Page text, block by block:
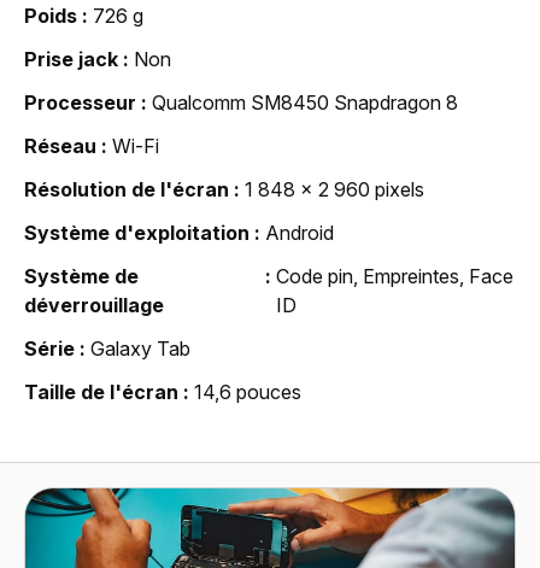
Poids
726 g
Prise jack
Non
Processeur
Qualcomm SM8450 Snapdragon 8
Réseau
Wi-Fi
Résolution de l'écran
1 848 x 2 960 pixels
Système d'exploitation
Android
Système de
déverrouillage
Code pin, Empreintes, Face
ID
Série
Galaxy Tab
Taille de l'écran
14,6 pouces